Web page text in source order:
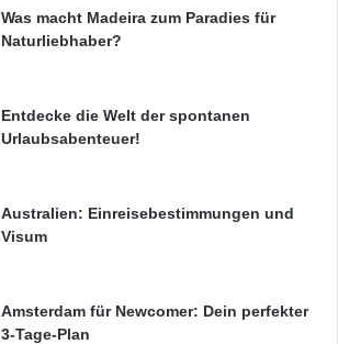
Was macht Madeira zum Paradies für
Naturliebhaber?
Entdecke die Welt der spontanen
Urlaubsabenteuer!
Australien: Einreisebestimmungen und
Visum
Amsterdam für Newcomer: Dein perfekter
3-Tage-Plan